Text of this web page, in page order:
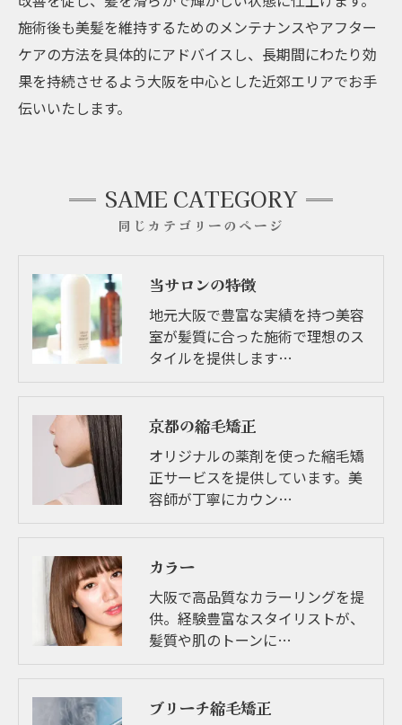
施術後も美髪を維持するためのメンテナンスやアフター
ケアの方法を具体的にアドバイスし、長期間にわたり効
果を持続させるよう大阪を中心とした近郊エリアでお手
伝いいたします。
同じカテゴリーのページ
SAME CATEGORY
当サロンの特徴
地元大阪で豊富な実績を持つ美容
室が髪質に合った施術で理想のス
タイルを提供します…
京都の縮毛矯正
オリジナルの薬剤を使った縮毛矯
正サービスを提供しています。美
容師が丁寧にカウン…
カラー
大阪で高品質なカラーリングを提
供。経験豊富なスタイリストが、
髪質や肌のトーンに…
ブリーチ縮毛矯正